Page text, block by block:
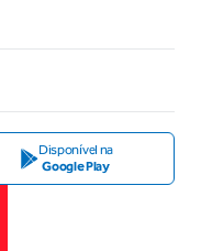
Disponível na
Google Play